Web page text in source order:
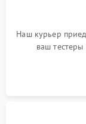
Наш курьер
ваш тестеры